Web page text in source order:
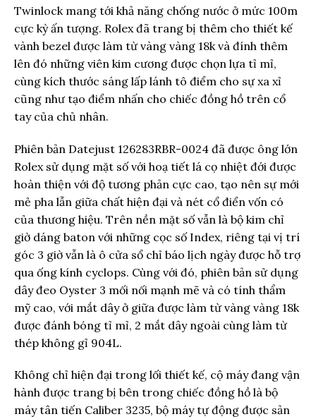
Twinlock mang tới khả năng chống nước ở mức 100m
cực kỳ ấn tượng. Rolex đã trang bị thêm cho thiết kế
vành bezel được làm từ vàng vàng 18k và đính thêm
lên đó những viên kim cương được chọn lựa tỉ mỉ,
cùng kích thước sáng lấp lánh tô điểm cho sự xa xỉ
cũng như tạo điểm nhấn cho chiếc đồng hồ trên cổ
tay của chủ nhân.
Phiên bản Datejust 126283RBR-0024 đã được ông lớn
Rolex sử dụng mặt số với hoạ tiết lá cọ nhiệt đới được
hoàn thiện với độ tương phản cực cao, tạo nên sự mới
mẻ pha lẫn giữa chất hiện đại và nét cổ điển vốn có
của thương hiệu. Trên nền mặt số vẫn là bộ kim chỉ
giờ dáng baton với những cọc số Index, riêng tại vị trí
góc 3 giờ vẫn là ô cửa sổ chỉ báo lịch ngày được hỗ trợ
qua ống kính cyclops. Cùng với đó, phiên bản sử dụng
dây đeo Oyster 3 mối nối mạnh mẽ và có tính thẩm
mỹ cao, với mắt dây ở giữa được làm từ vàng vàng 18k
được đánh bóng tỉ mỉ, 2 mắt dây ngoài cùng làm từ
thép không gỉ 904L.
Không chỉ hiện đại trong lối thiết kế, cộ máy đang vận
hành được trang bị bên trong chiếc đồng hồ là bộ
máy tân tiến Caliber 3235, bộ máy tự động được sản